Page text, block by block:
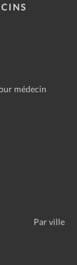
médecin
Par ville